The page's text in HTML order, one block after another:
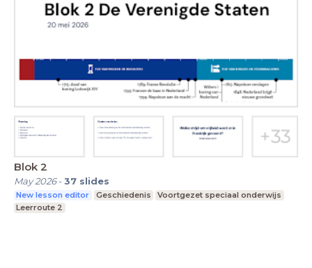
Blok 2
May 2026-37 slides
New lesson editor Geschiedenis
Voortgezet speciaal onderwijs
Leerroute 2